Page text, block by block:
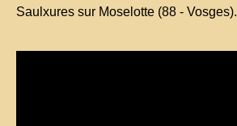
Saulxures sur Moselotte (88 - Vosges).